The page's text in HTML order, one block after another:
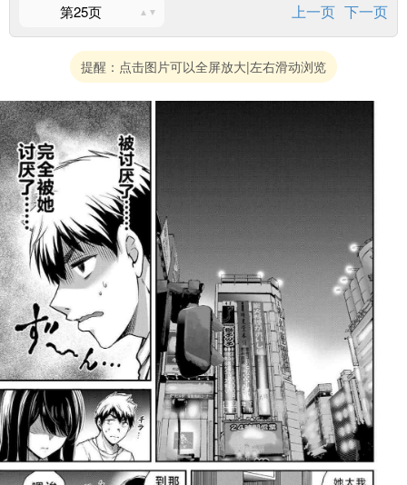
第25页 上一页 下一页
提醒：点击图片可以全屏放大|左右滑动浏览